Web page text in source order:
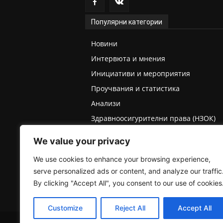
We value your privacy
We use cookies to enhance your browsing experience,
serve personalized ads or content, and analyze our traffic.
By clicking "Accept All", you consent to our use of cookies.
Customize Reject All Accept All
Популярни категории
Новини
Интервюта и мнения
Инициативи и мероприятия
Проучвания и статистика
Анализи
Здравноосигурителни права (НЗОК)
Медицинска експертиза (ТЕЛК/НЕЛК)